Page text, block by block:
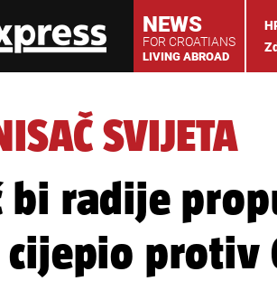
NEWS
FOR CROATIANS
LIVING ABROAD
SVIJETA
radije
cijepio protiv